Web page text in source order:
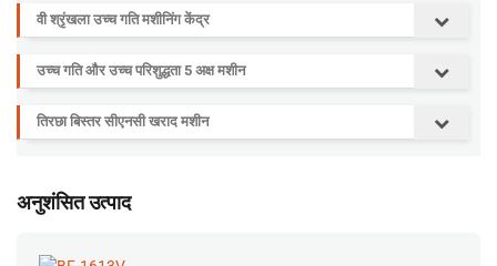
वी श्रृंखला उच्च गति मशीनिंग केंद्र
उच्च गति और उच्च परिशुद्धता 5 अक्ष मशीन
तिरछा बिस्तर सीएनसी खराद मशीन
अनुशंसित उत्पाद